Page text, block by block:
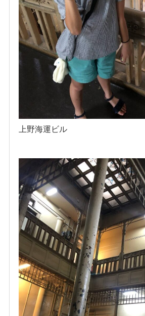
上野海運ビル